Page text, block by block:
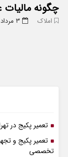
چگونه
املاک
تعمیر پکیج در
تعمیر پکیج و
تخصصی